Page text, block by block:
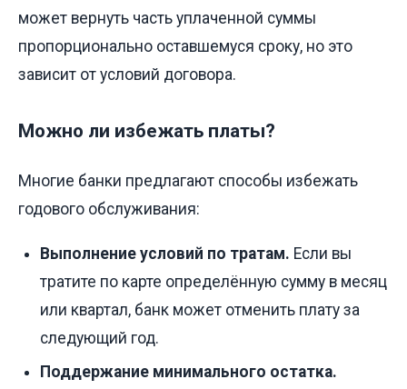
может вернуть часть уплаченной суммы
пропорционально оставшемуся сроку, но это
зависит от условий договора.
Можно ли избежать платы?
Многие банки предлагают способы избежать
годового обслуживания:
Выполнение условий по тратам. Если вы
тратите по карте определённую сумму в месяц
или квартал, банк может отменить плату за
следующий год.
Поддержание минимального остатка.